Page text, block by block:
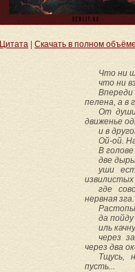
Цитата Скачать в полном
Что ни
что ни
пелена, а в
От
движенье
и в
Ой-ой.
В
две
уши
где
нервная зга.
да
иль
через
через два
Тщусь,
пусть...